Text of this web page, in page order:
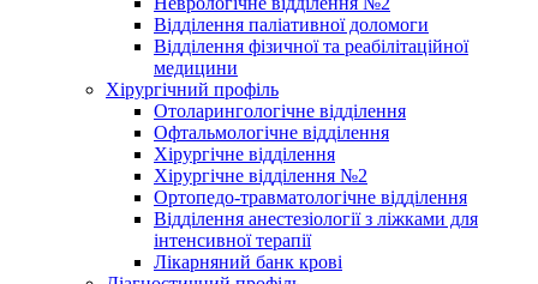
Відділення паліативної доломоги
Відділення фізичної та реабілітаційної
медицини
Хірургічний профіль
Отоларингологічне відділення
Офтальмологічне відділення
Хірургічне відділення
Хірургічне відділення №2
Ортопедо-травматологічне відділення
Відділення анестезіології з ліжками для
інтенсивної терапії
Лікарняний банк крові